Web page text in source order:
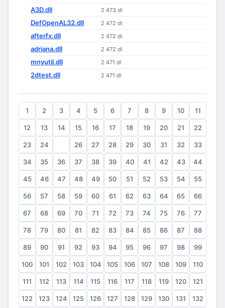
A3D.dll 2 473 dl
DefOpenAL32.dll 2 472 dl
afterfx.dll 2 472 dl
adriana.dll 2 472 dl
mnyutil.dll 2 471 dl
2dtest.dll 2 471 dl
1 2 3 4 5 6 7 8 9 10 11
12 13 14 15 16 17 18 19 20 21 22
23 24 26 27 28 29 30 31 32 33
34 35 36 37 38 39 40 41 42 43 44
45 46 47 48 49 50 51 52 53 54 55
56 57 58 59 60 61 62 63 64 65 66
67 68 69 70 71 72 73 74 75 76 77
78 79 80 81 82 83 84 85 86 87 88
89 90 91 92 93 94 95 96 97 98 99
100 101 102 103 104 105 106 107 108 109 110
111 112 113 114 115 116 117 118 119 120 121
122 123 124 125 126 127 128 129 130 131 132